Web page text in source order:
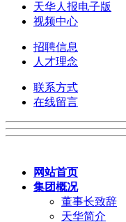
天华人报电子版
视频中心
招聘信息
人才理念
联系方式
在线留言
网站首页
集团概况
董事长致辞
天华简介